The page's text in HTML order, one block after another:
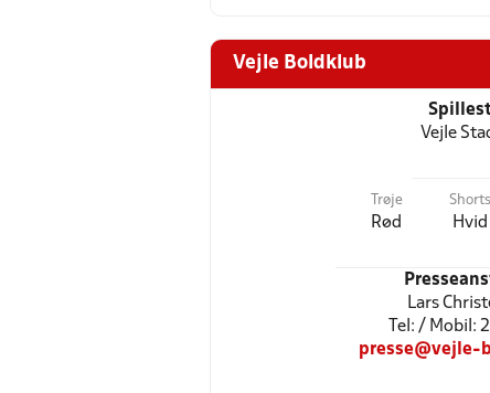
Vejle Boldklub
Vejle
Trøje
Rød
Shorts
Hvid
Lars
Tel: / Mobil:
presse@vejle-